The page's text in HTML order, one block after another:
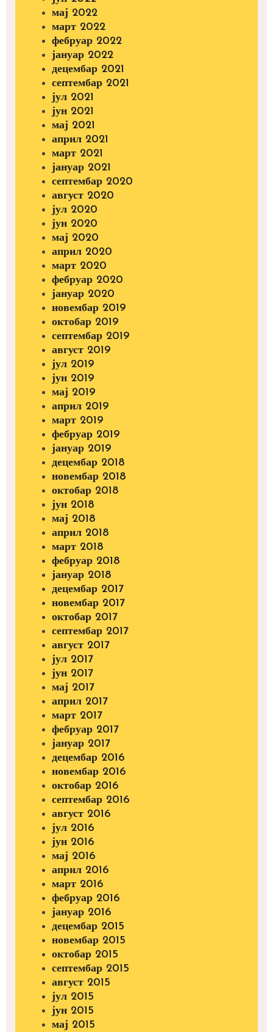
мај 2022
март 2022
фебруар 2022
јануар 2022
децембар 2021
септембар 2021
јул 2021
јун 2021
мај 2021
април 2021
март 2021
јануар 2021
септембар 2020
август 2020
јул 2020
јун 2020
мај 2020
април 2020
март 2020
фебруар 2020
јануар 2020
новембар 2019
октобар 2019
септембар 2019
август 2019
јул 2019
јун 2019
мај 2019
април 2019
март 2019
фебруар 2019
јануар 2019
децембар 2018
новембар 2018
октобар 2018
јун 2018
мај 2018
април 2018
март 2018
фебруар 2018
јануар 2018
децембар 2017
новембар 2017
октобар 2017
септембар 2017
август 2017
јул 2017
јун 2017
мај 2017
април 2017
март 2017
фебруар 2017
јануар 2017
децембар 2016
новембар 2016
октобар 2016
септембар 2016
август 2016
јул 2016
јун 2016
мај 2016
април 2016
март 2016
фебруар 2016
јануар 2016
децембар 2015
новембар 2015
октобар 2015
септембар 2015
август 2015
јул 2015
јун 2015
мај 2015